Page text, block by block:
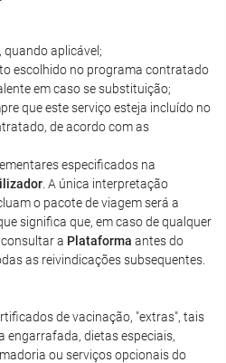
quando aplicável;
escolhido no programa contratado
em caso se substituição;
que este serviço esteja incluído no
de acordo com as
especificados na
. A única interpretação
o pacote de viagem será a
significa que, em caso de qualquer
a Plataforma antes do
as reivindicações subsequentes.
de vacinação, "extras", tais
engarrafada, dietas especiais,
ou serviços opcionais do